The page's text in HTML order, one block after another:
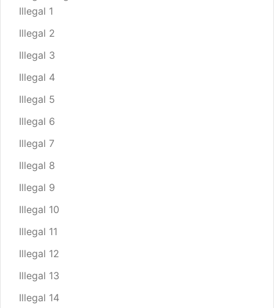
Illegal 1
Illegal 2
Illegal 3
Illegal 4
Illegal 5
Illegal 6
Illegal 7
Illegal 8
Illegal 9
Illegal 10
Illegal 11
Illegal 12
Illegal 13
Illegal 14